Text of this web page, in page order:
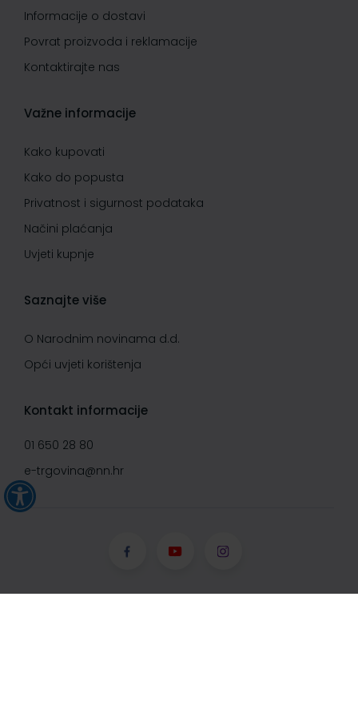
Informacije o dostavi
Povrat proizvoda i reklamacije
Kontaktirajte nas
Važne informacije
Kako kupovati
Kako do popusta
Privatnost i sigurnost podataka
Načini plaćanja
Uvjeti kupnje
Saznajte više
O Narodnim novinama d.d.
Opći uvjeti korištenja
Kontakt informacije
01 650 28 80
e-trgovina@nn.hr